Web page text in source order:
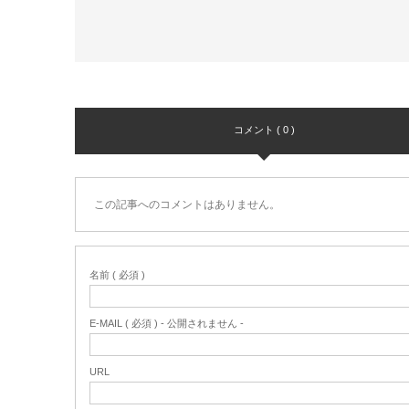
コメント ( 0 )
この記事へのコメントはありません。
名前 ( 必須 )
E-MAIL ( 必須 ) - 公開されません -
URL